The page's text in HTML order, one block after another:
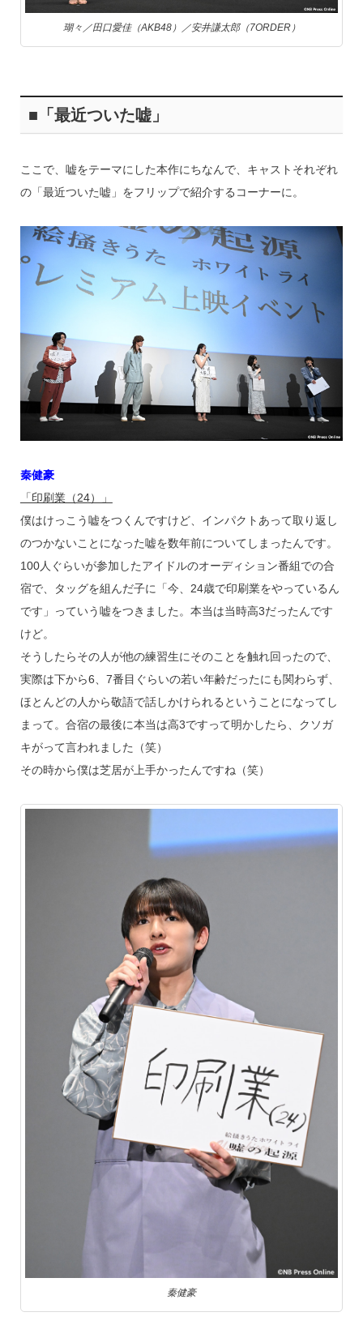
瑚々／田口愛佳（AKB48）／安井謙太郎（7ORDER）
■「最近ついた嘘」
ここで、嘘をテーマにした本作にちなんで、キャストそれぞれ
の「最近ついた嘘」をフリップで紹介するコーナーに。
秦健豪
「印刷業（24）」
僕はけっこう嘘をつくんですけど、インパクトあって取り返し
のつかないことになった嘘を数年前についてしまったんです。
100人ぐらいが参加したアイドルのオーディション番組での合
宿で、タッグを組んだ子に「今、24歳で印刷業をやっているん
です」っていう嘘をつきました。本当は当時高3だったんです
けど。
そうしたらその人が他の練習生にそのことを触れ回ったので、
実際は下から6、7番目ぐらいの若い年齢だったにも関わらず、
ほとんどの人から敬語で話しかけられるということになってし
まって。合宿の最後に本当は高3ですって明かしたら、クソガ
キがって言われました（笑）
その時から僕は芝居が上手かったんですね（笑）
秦健豪